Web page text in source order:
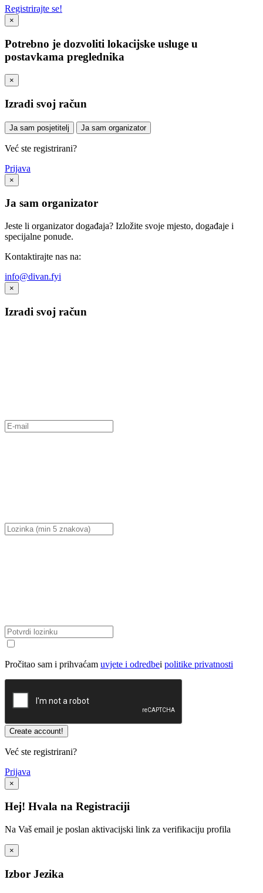
Registrirajte se!
×
Potrebno je dozvoliti lokacijske usluge u
postavkama preglednika
×
Izradi svoj račun
Ja sam posjetitelj Ja sam organizator
Već ste registrirani?
Prijava
×
Ja sam organizator
Jeste li organizator događaja? Izložite svoje mjesto, događaje i
specijalne ponude.
Kontaktirajte nas na:
info@divan.fyi
×
Izradi svoj račun
Pročitao sam i prihvaćam uvjete i odredbei politike privatnosti
Već ste registrirani?
Prijava
×
Hej! Hvala na Registraciji
Na Vaš email je poslan aktivacijski link za verifikaciju profila
×
Izbor Jezika